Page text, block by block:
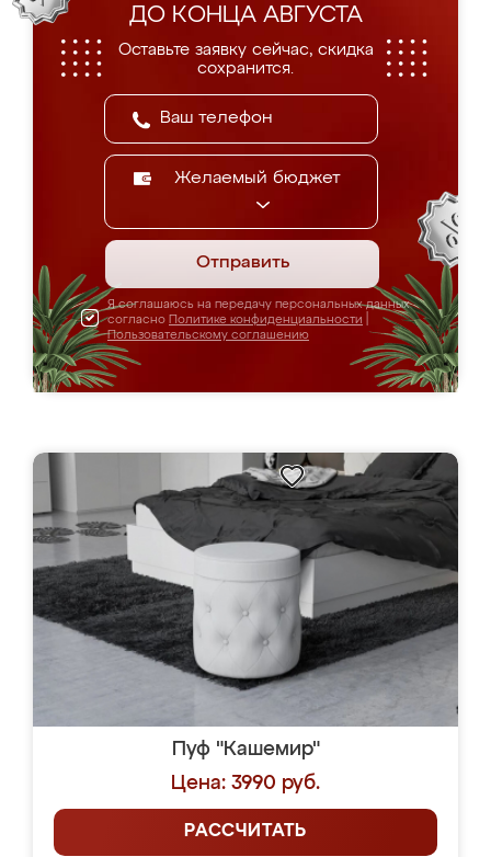
ДО КОНЦА АВГУСТА
Оставьте заявку сейчас, скидка
сохранится.
Желаемый бюджет
Отправить
Я соглашаюсь на передачу персональных данных
согласно Политике конфиденциальности
Пользовательскому соглашению
Пуф "Кашемир"
Цена: 3990 руб.
РАССЧИТАТЬ